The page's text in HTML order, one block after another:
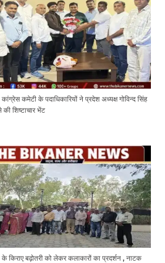
कमेटी के पदाधिकारियों ने प्रदेश अध्यक्ष गोविन्द सिंह
की शिष्टाचार भेंट
किराए बढ़ोतरी को लेकर कलाकारों का प्रदर्शन , नाटक